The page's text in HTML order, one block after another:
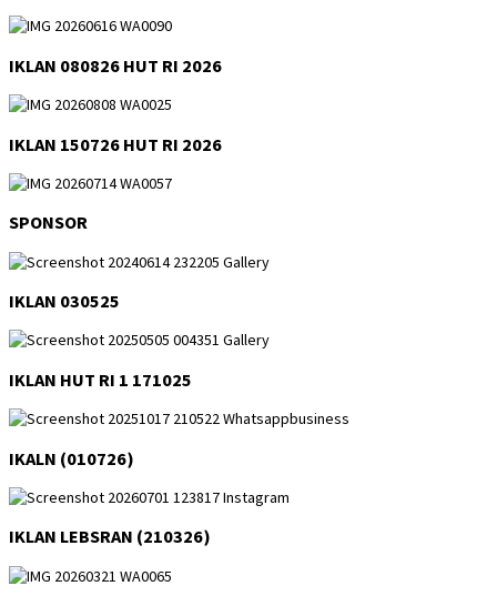
IKLAN 080826 HUT RI 2026
IKLAN 150726 HUT RI 2026
SPONSOR
IKLAN 030525
IKLAN HUT RI 1 171025
IKALN (010726)
IKLAN LEBSRAN (210326)